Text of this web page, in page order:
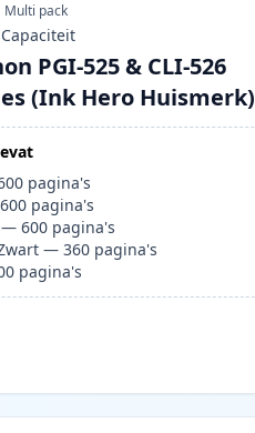
Multi pack
Capaciteit
PGI-525 & CLI-526
(Ink Hero Huismerk)
pagina's
600 pagina's
—600 pagina's
—360 pagina's
pagina's